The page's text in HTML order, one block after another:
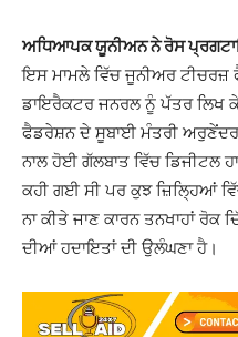
ਅਧਿਆਪਕ ਯੂਨੀਅਨ ਨੇ ਰੋਸ
ਇਸ ਮਾਮਲੇ ਵਿੱਚ ਜੂਨੀਅਰ
ਡਾਇਰੈਕਟਰ ਜਨਰਲ ਨੂੰ ਪੱਤਰ ਲਿਖ ਕੇ
ਫੈਡਰੇਸ਼ਨ ਦੇ ਸੂਬਾਈ ਮੰਤਰੀ ਅਰੁਣੇਂਦਰ
ਨਾਲ ਹੋਈ ਗੱਲਬਾਤ ਵਿੱਚ ਡਿਜੀਟਲ
ਕਹੀ ਗਈ ਸੀ ਪਰ ਕੁਝ ਜ਼ਿਲ੍ਹਿਆਂ
ਨਾ ਕੀਤੇ ਜਾਣ ਕਾਰਨ ਤਨਖਾਹਾਂ
ਦੀਆਂ ਹਦਾਇਤਾਂ ਦੀ ਉਲੰਘਣਾ ਹੈ।